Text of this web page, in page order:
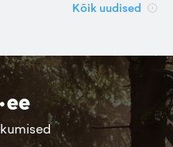
Kõik uudised